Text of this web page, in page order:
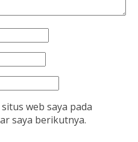
web saya pada
saya berikutnya.